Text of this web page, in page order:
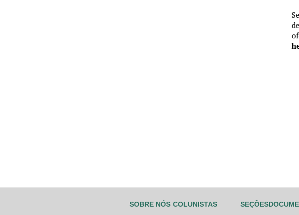
SOBRE NÓS COLUNISTAS
SEÇÕES